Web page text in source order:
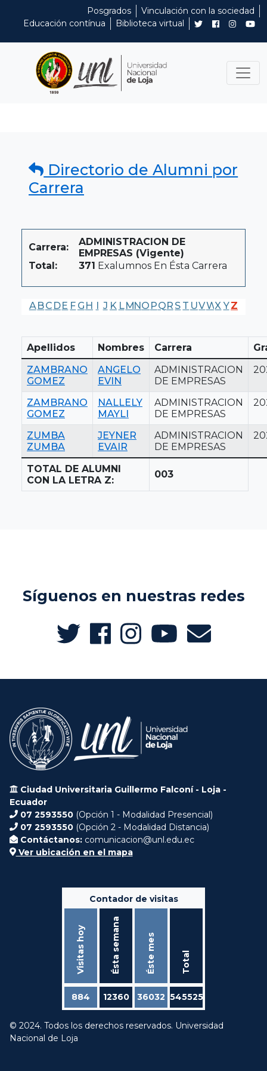
Posgrados
Vinculación con la sociedad
Educación contínua
Biblioteca virtual
Directorio de Alumni por
Carrera
Carrera:
ADMINISTRACION DE
EMPRESAS (Vigente)
Total:
371 Exalumnos En Ésta Carrera
A BC DE F G H I J K LMNO PQR S T UVWX YZ
Apellidos Nombres Carrera
ZAMBRANO
GOMEZ
ANGELO
EVIN
ADMINISTRACION
DE EMPRESAS
ZAMBRANO
GOMEZ
NALLELY
MAYLI
ADMINISTRACION
DE EMPRESAS
ZUMBA
ZUMBA
JEYNER
EVAIR
ADMINISTRACION
DE EMPRESAS
TOTAL DE ALUMNI
CON LA LETRA Z:
003
Síguenos en nuestras redes
Ciudad Universitaria Guillermo Falconí - Loja -
Ecuador
07 2593550 (Opción 1 - Modalidad Presencial)
07 2593550 (Opción 2 - Modalidad Distancia)
Contáctanos: comunicacion@unl.edu.ec
Ver ubicación en el mapa
Contador de visitas
Visitas hoy Ésta semana Éste mes Total
884 12360 36032 545525
© 2024. Todos los derechos reservados. Universidad
Nacional de Loja